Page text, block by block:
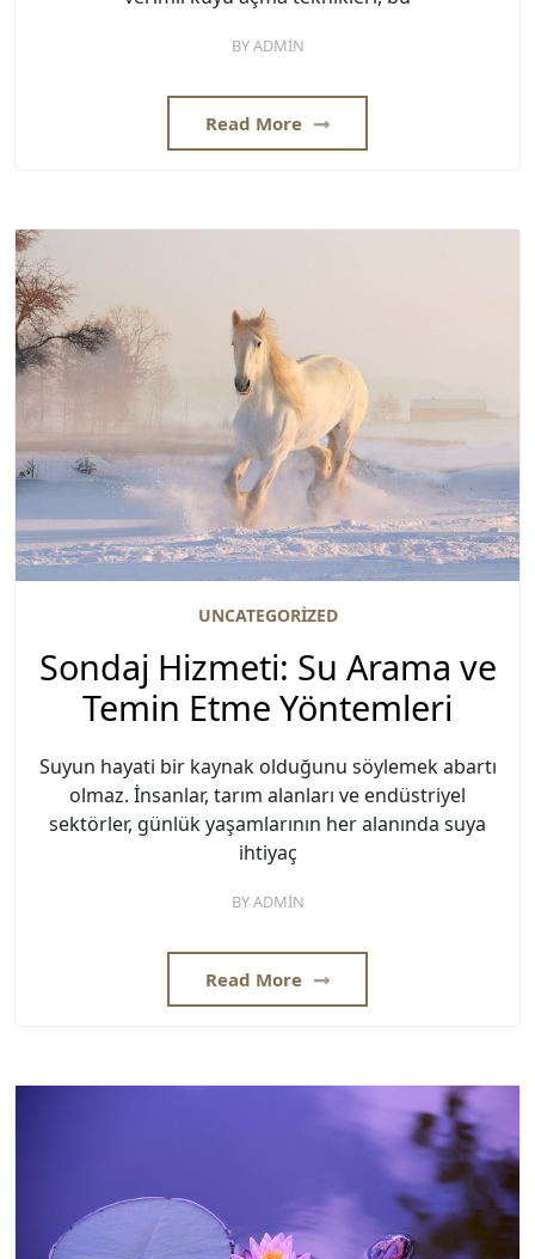
BYADMIN
Read More
UNCATEGORIZED
Sondaj Hizmeti: Su Arama ve
Temin Etme Yöntemleri
Suyun hayati bir kaynak olduğunu söylemek abartı
olmaz. İnsanlar, tarım alanları ve endüstriyel
sektörler, günlük yaşamlarının her alanında suya
ihtiyaç
BYADMIN
Read More